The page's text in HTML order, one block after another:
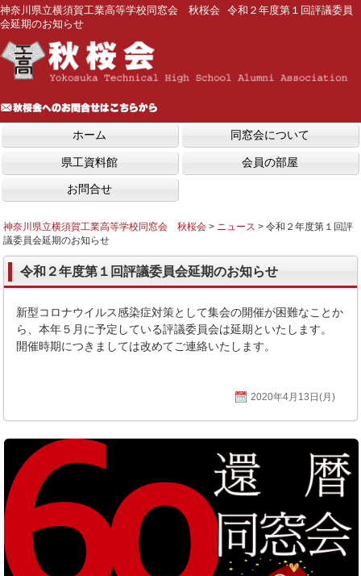
神奈川県立横須賀工業高等学校同窓会 秋桜会 令和２年度第１回評議委員
会延期のお知らせ
ホーム 同窓会について
県工資料館 会員の部屋
お問合せ
神奈川県立横須賀工業高等学校同窓会 秋桜会 > ニュース >令和２年度第１回評
議委員会延期のお知らせ
令和２年度第１回評議委員会延期のお知らせ
新型コロナウイルス感染症対策として集会の開催が困難なことか
ら、本年５月に予定している評議委員会は延期といたします。
開催時期につきましては改めてご連絡いたします。
2020年4月13日(月)